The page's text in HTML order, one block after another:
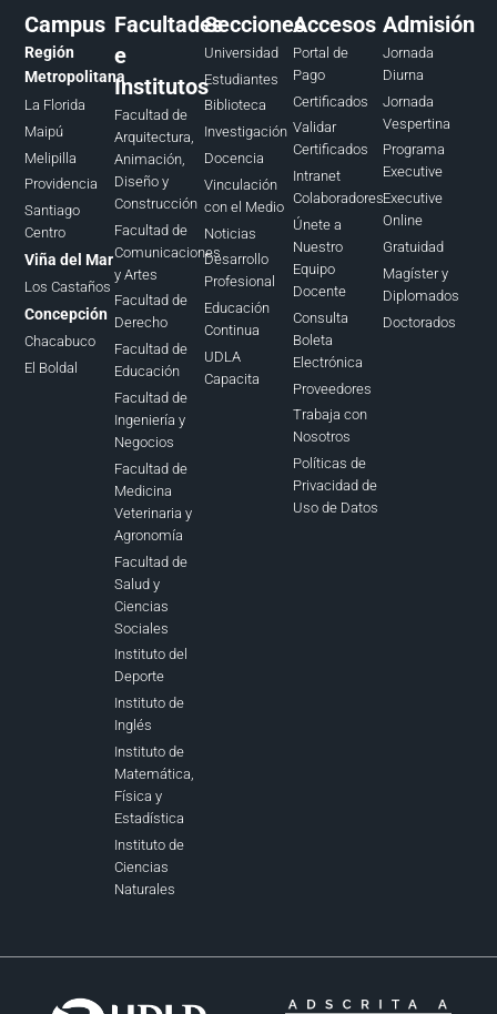
Campus
Región
Metropolitana
La Florida
Maipú
Melipilla
Providencia
Santiago
Centro
Viña del Mar
Los Castaños
Concepción
Chacabuco
El Boldal
Facultades
e
Institutos
Facultad de
Arquitectura,
Animación,
Diseño y
Construcción
Facultad de
Comunicaciones
y Artes
Facultad de
Derecho
Facultad de
Educación
Facultad de
Ingeniería y
Negocios
Facultad de
Medicina
Veterinaria y
Agronomía
Facultad de
Salud y
Ciencias
Sociales
Instituto del
Deporte
Instituto de
Inglés
Instituto de
Matemática,
Física y
Estadística
Instituto de
Ciencias
Naturales
Secciones
Universidad
Estudiantes
Biblioteca
Investigación
Docencia
Vinculación
con el Medio
Noticias
Desarrollo
Profesional
Educación
Continua
UDLA
Capacita
Accesos
Portal de
Pago
Certificados
Validar
Certificados
Intranet
Colaboradores
Únete a
Nuestro
Equipo
Docente
Consulta
Boleta
Electrónica
Proveedores
Trabaja con
Nosotros
Políticas de
Privacidad de
Uso de Datos
Admisión
Jornada
Diurna
Jornada
Vespertina
Programa
Executive
Executive
Online
Gratuidad
Magíster y
Diplomados
Doctorados